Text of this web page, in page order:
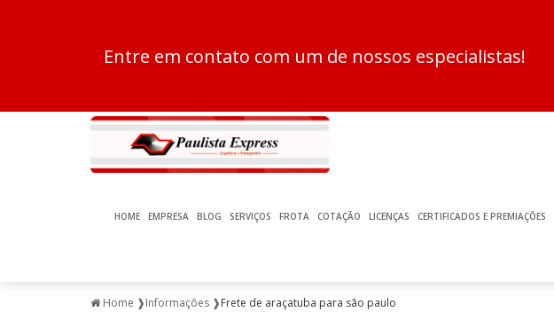
Entre em contato com um de nossos especialistas!
HOME EMPRESA BLOG SERVIÇOS FROTA COTAÇÃO LICENÇAS CERTIFICADOS E PREMIAÇÕES
Home ❱Informações ❱Frete de araçatuba para são paulo